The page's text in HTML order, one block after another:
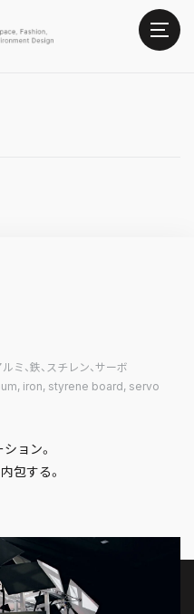
ミ、鉄、スチレン、サーボ
iron, styrene board, servo
ョン。
包する。